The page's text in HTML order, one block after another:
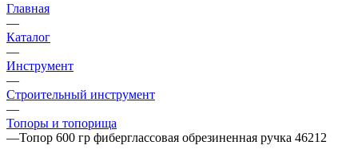
Главная
—
Каталог
—
Инструмент
—
Строительный инструмент
—
Топоры и топорища
—Топор 600 гр фиберглассовая обрезиненная ручка 46212